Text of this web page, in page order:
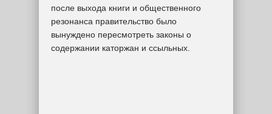
после выхода книги и общественного
резонанса правительство было
вынуждено пересмотреть законы о
содержании каторжан и ссыльных.